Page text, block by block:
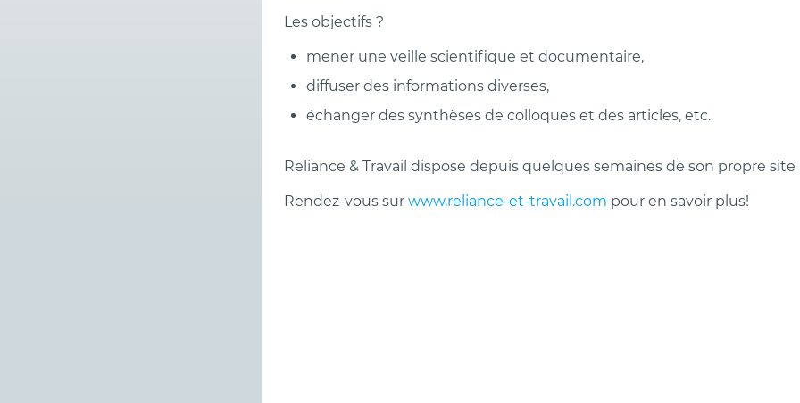
Les objectifs ?
mener une veille scientifique et documentaire,
diffuser des informations diverses,
échanger des synthèses de colloques et des articles, etc.
Reliance & Travail dispose depuis quelques semaines de son propre
Rendez-vous surwww.reliance-et-travail.com pour en savoir plus!